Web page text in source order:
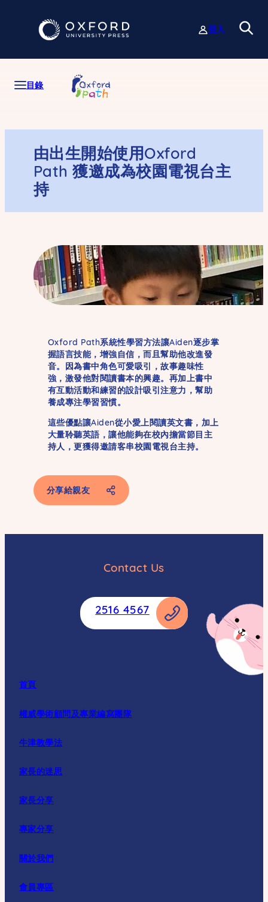
內
登入
目錄
由出生開始使用Oxford
Path 獲邀成為校園電視台主
持
媽媽 Tammy
寶寶 Aiden
Oxford Path系統性學習方法讓Aiden逐步掌
握語言技能，增強自信，而且幫助他改進發
音。因為書中角色可愛吸引，故事趣味性
強，激發他對閱讀書本的興趣。再加上書中
有互動活動和練習的設計吸引注意力，幫助
養成專注學習習慣。
這些優點讓Aiden從小愛上閱讀英文書，加上
大量聆聽英語，讓他能夠在校內擔當節目主
持人，更獲得邀請客串校園電視台主持。
分享給親友
SMS
Contact Us
2516 4567
首頁
權威學術顧問及專業編寫團隊
牛津教學法
家長的迷思
家長分享
專家分享
關於我們
會員專區